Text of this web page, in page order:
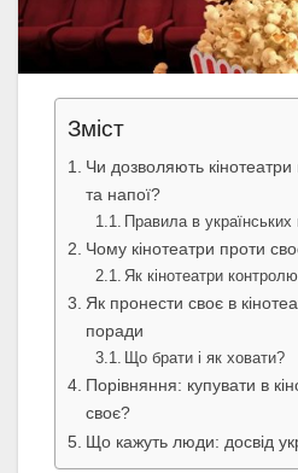
Зміст
Чи дозволяють
та напої?
Правила в українських
Чому кінотеатри проти
Як кінотеатри
Як пронести своє в
поради
Що брати і як ховати?
Порівняння: купувати в
своє?
Що кажуть люди: досвід